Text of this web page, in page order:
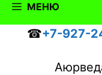
МЕНЮ
☎+7-927-